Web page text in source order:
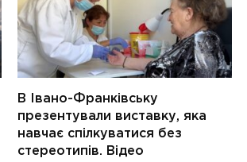
В Івано-Франківську
презентували виставку, яка
навчає спілкуватися без
стереотипів. Відео